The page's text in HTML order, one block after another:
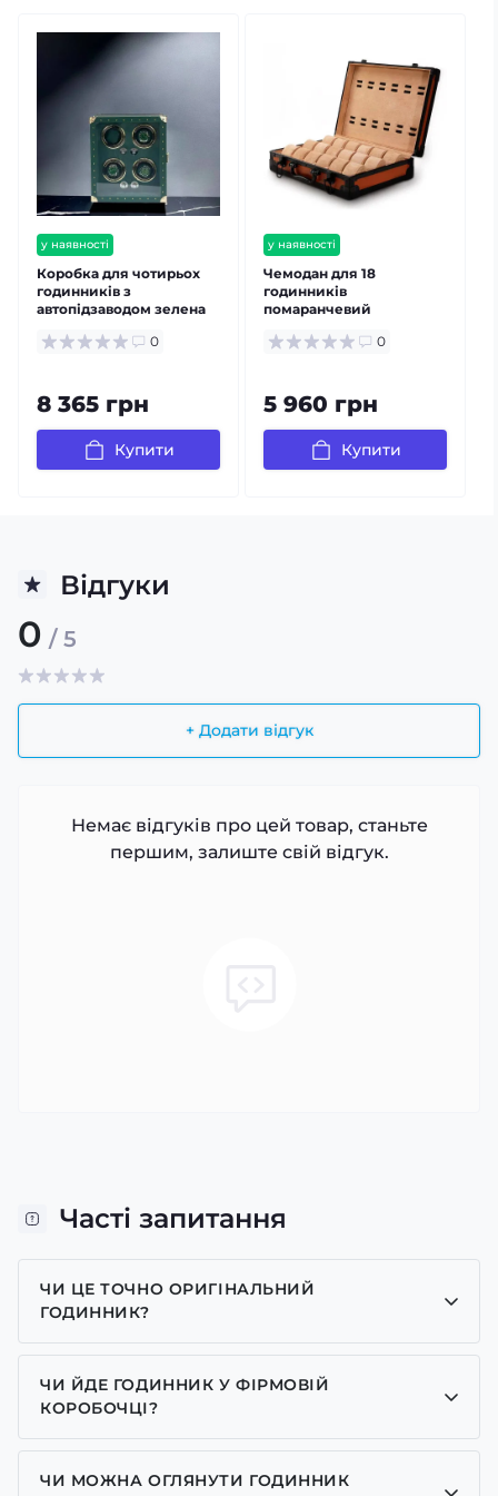
у наявності
безкоштовна доставка
гарантія 12 міс
залишилось мало
Коробка для чотирьох
годинників з
автопідзаводом зелена
0
8 365 грн
Купити
у наявності
безкоштовна доставка
гарантія 12 міс
залишилось мало
Чемодан для 18
годинників
помаранчевий
0
5 960 грн
Купити
Відгуки
0 / 5
+ Додати відгук
Немає відгуків про цей товар, станьте
першим, залиште свій відгук.
Часті запитання
ЧИ ЦЕ ТОЧНО ОРИГІНАЛЬНИЙ
ГОДИННИК?
Так, усі годинники у нас лише оригінальні, ми є
представником багатьох брендів.
ЧИ ЙДЕ ГОДИННИК У ФІРМОВІЙ
КОРОБОЧЦІ?
Для годинників бренду Casio, Pagani Design,
GUARDO та GOODYEAR додаємо фірмові
ЧИ МОЖНА ОГЛЯНУТИ ГОДИННИК